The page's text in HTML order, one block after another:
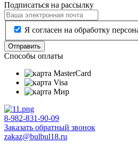
Подписаться на рассылку
Я согласен на обработку
Отправить
Способы оплаты
8-982-831-90-09
Заказать обратный звонок
zakaz@bulbul18.ru